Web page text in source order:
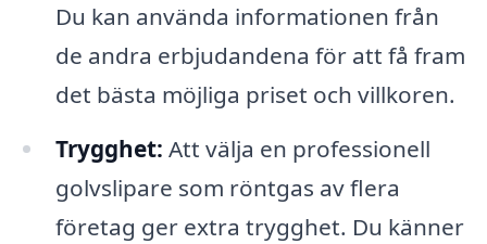
Du kan använda informationen från
de andra erbjudandena för att få fram
det bästa möjliga priset och villkoren.
Trygghet: Att välja en professionell
golvslipare som röntgas av flera
företag ger extra trygghet. Du känner